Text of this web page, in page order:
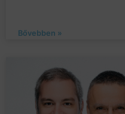
Bővebben »